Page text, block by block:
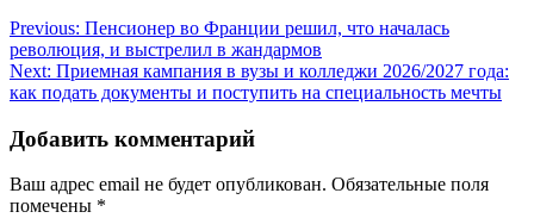
Навигация
по
записям
Previous: Пенсионер во Франции решил, что началась
революция, и выстрелил в жандармов
Next: Приемная кампания в вузы и колледжи 2026/2027 года:
как подать документы и поступить на специальность мечты
Добавить комментарий
Ваш адрес email не будет опубликован. Обязательные поля
помечены *